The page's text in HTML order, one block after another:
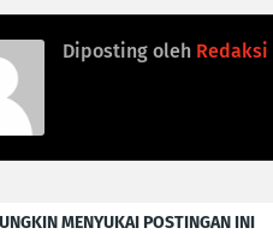
Diposting oleh Redaksi
MENYUKAI POSTINGAN INI